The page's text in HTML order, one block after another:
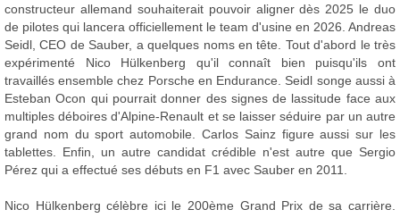
constructeur allemand souhaiterait pouvoir aligner dès 2025 le duo
de pilotes qui lancera officiellement le team d'usine en 2026. Andreas
Seidl, CEO de Sauber, a quelques noms en tête. Tout d'abord le très
expérimenté Nico Hülkenberg qu'il connaît bien puisqu'ils ont
travaillés ensemble chez Porsche en Endurance. Seidl songe aussi à
Esteban Ocon qui pourrait donner des signes de lassitude face aux
multiples déboires d'Alpine-Renault et se laisser séduire par un autre
grand nom du sport automobile. Carlos Sainz figure aussi sur les
tablettes. Enfin, un autre candidat crédible n'est autre que Sergio
Pérez qui a effectué ses débuts en F1 avec Sauber en 2011.
Nico Hülkenberg célèbre ici le 200ème Grand Prix de sa carrière.